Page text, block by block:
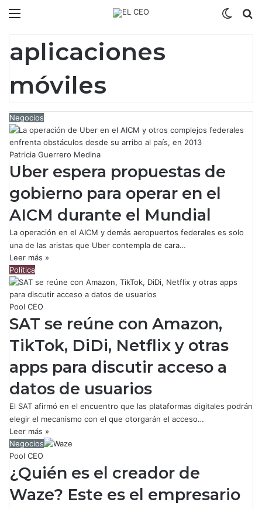
aplicaciones
móviles
Negocios
Patricia Guerrero Medina
Uber espera propuestas de
gobierno para operar en el
AICM durante el Mundial
La operación en el AICM y demás aeropuertos federales es solo
una de las aristas que Uber contempla de cara…
Leer más »
Política
Pool CEO
SAT se reúne con Amazon,
TikTok, DiDi, Netflix y otras
apps para discutir acceso a
datos de usuarios
El SAT afirmó en el encuentro que las plataformas digitales podrán
elegir el mecanismo con el que otorgarán el acceso…
Leer más »
Negocios
Pool CEO
¿Quién es el creador de
Waze? Este es el empresario